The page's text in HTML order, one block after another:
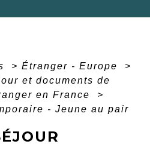
> Étranger - Europe
>
et documents de
en France
>
- Jeune au pair